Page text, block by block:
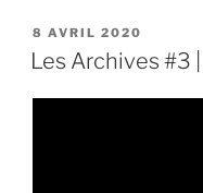
PUBLIÉ
LE
8 AVRIL 2020
Les Archives #3